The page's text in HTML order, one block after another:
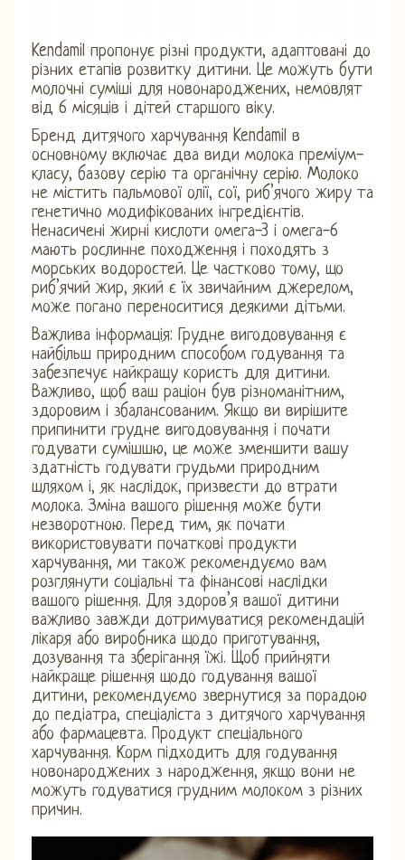
Kendamil пропонує різні продукти, адаптовані до
різних етапів розвитку дитини. Це можуть бути
молочні суміші для новонароджених, немовлят
від 6 місяців і дітей старшого віку.
Бренд дитячого харчування Kendamil в
основному включає два види молока преміум-
класу, базову серію та органічну серію. Молоко
не містить пальмової олії, сої, риб’ячого жиру та
генетично модифікованих інгредієнтів.
Ненасичені жирні кислоти омега-3 і омега-6
мають рослинне походження і походять з
морських водоростей. Це частково тому, що
риб’ячий жир, який є їх звичайним джерелом,
може погано переноситися деякими дітьми.
Важлива інформація: Грудне вигодовування є
найбільш природним способом годування та
забезпечує найкращу користь для дитини.
Важливо, щоб ваш раціон був різноманітним,
здоровим і збалансованим. Якщо ви вирішите
припинити грудне вигодовування і почати
годувати сумішшю, це може зменшити вашу
здатність годувати грудьми природним
шляхом і, як наслідок, призвести до втрати
молока. Зміна вашого рішення може бути
незворотною. Перед тим, як почати
використовувати початкові продукти
харчування, ми також рекомендуємо вам
розглянути соціальні та фінансові наслідки
вашого рішення. Для здоров’я вашої дитини
важливо завжди дотримуватися рекомендацій
лікаря або виробника щодо приготування,
дозування та зберігання їжі. Щоб прийняти
найкраще рішення щодо годування вашої
дитини, рекомендуємо звернутися за порадою
до педіатра, спеціаліста з дитячого харчування
або фармацевта. Продукт спеціального
харчування. Корм підходить для годування
новонароджених з народження, якщо вони не
можуть годуватися грудним молоком з різних
причин.